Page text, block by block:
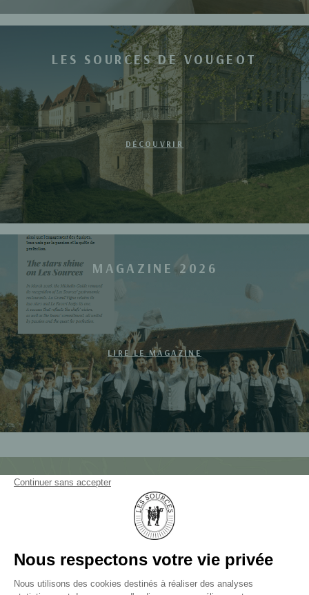
LES SOURCES DE VOUGEOT
DÉCOUVRIR
MAGAZINE 2026
LIRE LE MAGAZINE
NOUS CONTACTER